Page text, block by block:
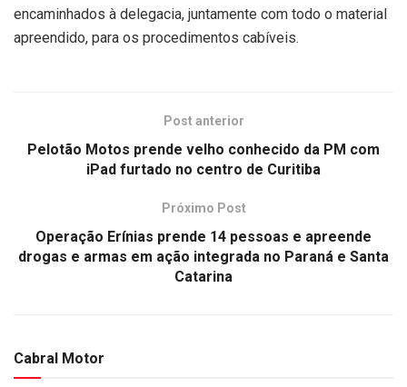
encaminhados à delegacia, juntamente com todo o material
apreendido, para os procedimentos cabíveis.
Post anterior
Pelotão Motos prende velho conhecido da PM com
iPad furtado no centro de Curitiba
Próximo Post
Operação Erínias prende 14 pessoas e apreende
drogas e armas em ação integrada no Paraná e Santa
Catarina
Cabral Motor